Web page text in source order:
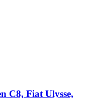
C8, Fiat Ulysse,